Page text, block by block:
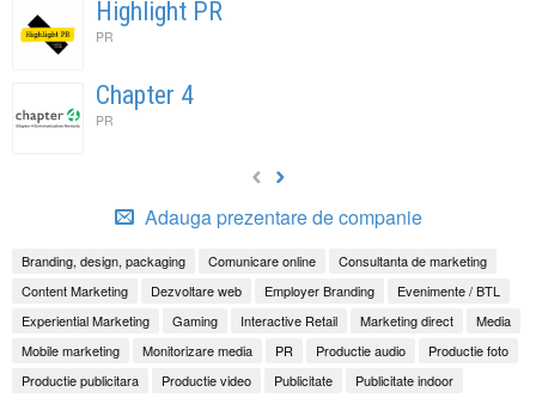
Highlight PR
PR
Chapter 4
PR
Adauga prezentare de companie
Branding, design, packaging Comunicare online
Consultanta de marketing
Content Marketing
Dezvoltare web Employer Branding
Evenimente / BTL
Experiential Marketing
Gaming Interactive Retail Marketing direct
Media
Mobile marketing
Monitorizare media PR Productie audio
Productie foto
Productie publicitara
Productie video Publicitate Publicitate indoor